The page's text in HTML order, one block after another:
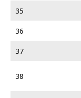
35
36
37
38